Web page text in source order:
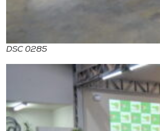
DSC 0285